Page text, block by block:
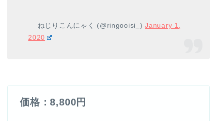
— ねじりこんにゃく (@ringooisi_)January 1,
2020
価格：8,800円